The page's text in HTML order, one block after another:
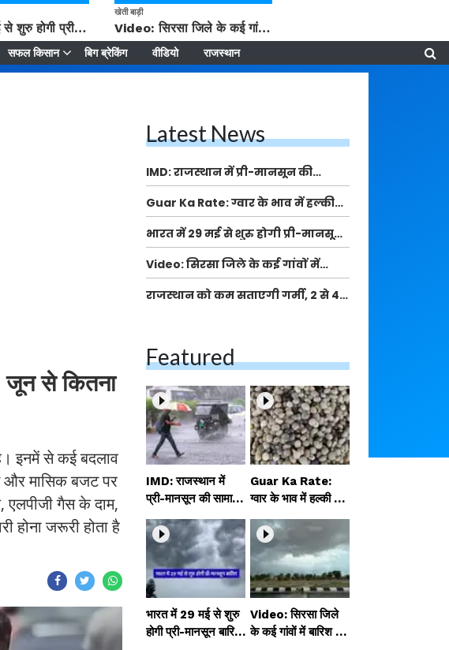
भारत में 29 मई से शुरु होगी प्री-मानसून बारिश, ECMWF विदेशी मौसम एजेंसी का पूर्वानुमान
खेती बाड़ी
Video: सिरसा जिले के कई गांवों में बारिश और बूंदाबांदी, कॉटन की फसल को होगा फायदा
सफल किसान बिग ब्रेकिंग वीडियो राजस्थान
जून से कितना
इनमें से कई बदलाव
और मासिक बजट पर
एलपीजी गैस के दाम,
होना जरूरी होता है
Latest News
IMD: राजस्थान में प्री-मानसून की
सामान्य से 74% अधिक बारिश, दस्तक में
देरी और मानसून कमजोर रहेगा
Guar Ka Rate: ग्वार के भाव में हल्की
बढ़ोतरी, बढ़ सकता है बुवाई का रकबा
भारत में 29 मई से शुरु होगी प्री-मानसून
बारिश, ECMWF विदेशी मौसम एजेंसी का
पूर्वानुमान
Video: सिरसा जिले के कई गांवों में
बारिश और बूंदाबांदी, कॉटन की फसल को
होगा फायदा
राजस्थान को कम सताएगी गर्मी, 2 से 4
Featured
IMD: राजस्थान में
प्री-मानसून की सामान्य
से 74% अधिक बारिश,
दस्तक में देरी और मान
सून कमजोर रहेगा
Guar Ka Rate:
ग्वार के भाव में हल्की ब
ढ़ोतरी, बढ़ सकता है
बुवाई का रकबा
भारत में 29 मई से शुरु
होगी प्री-मानसून बारिश,
Video: सिरसा जिले
के कई गांवों में बारिश औ